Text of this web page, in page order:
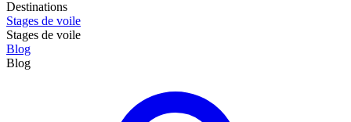
Destinations
Stages de voile
Stages de voile
Blog
Blog